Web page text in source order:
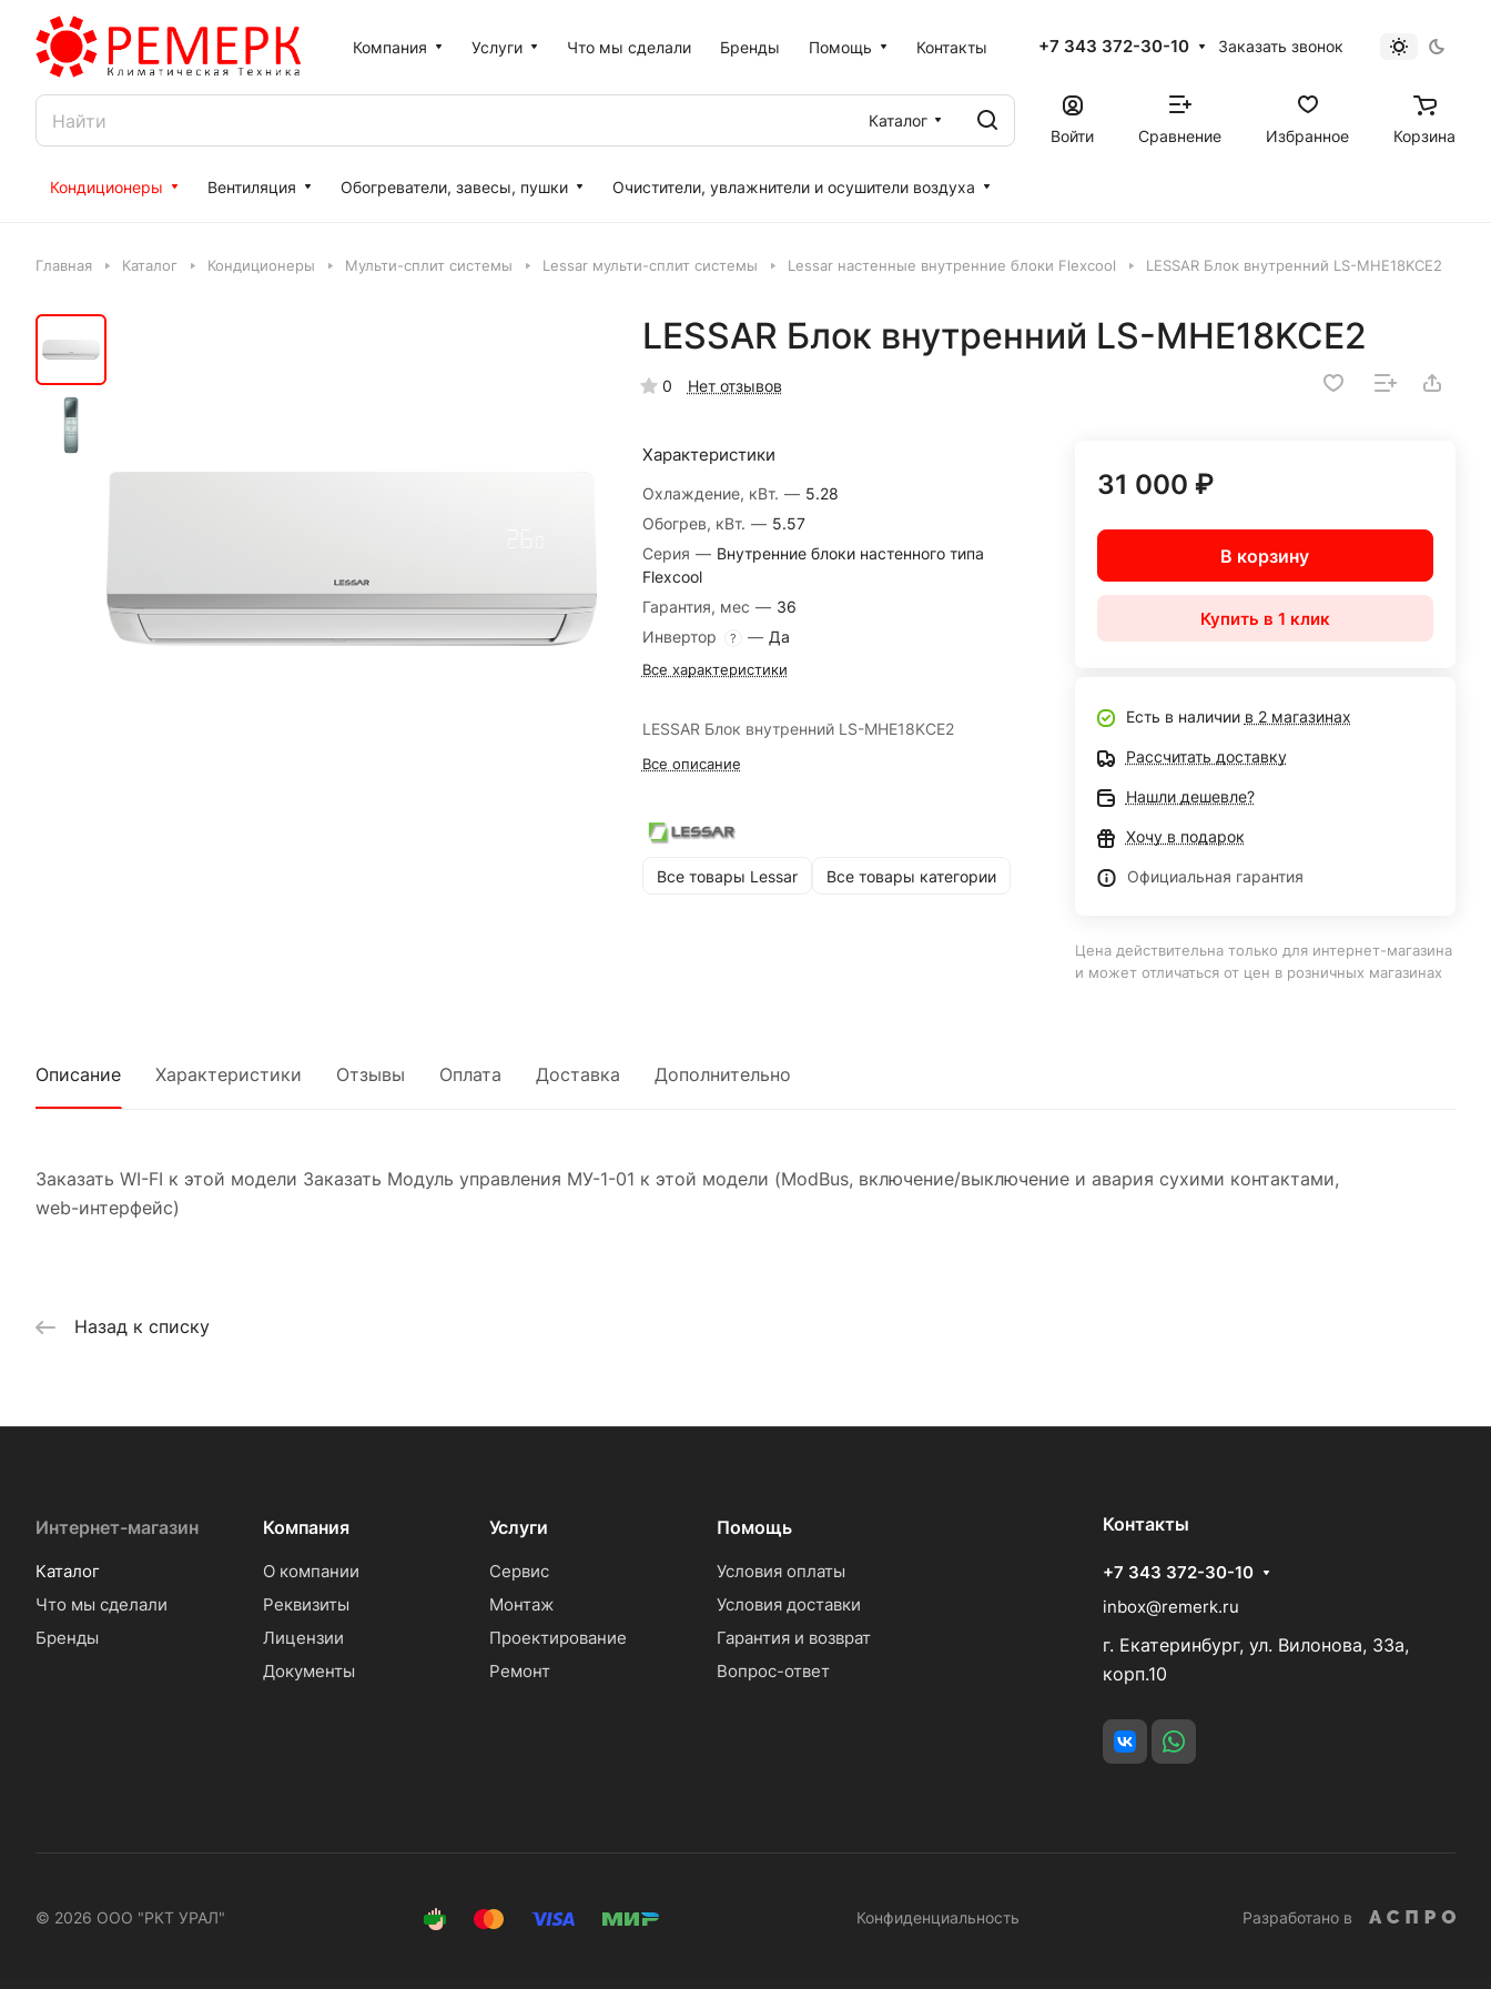
Компания Услуги Что мы сделали Бренды Помощь Контакты +7 343 372-30-10 Заказать звонок
Каталог
Войти
Сравнение Избранное Корзина
Кондиционеры Вентиляция Обогреватели, завесы, пушки Очистители, увлажнители и осушители воздуха
Главная Каталог Кондиционеры Мульти-сплит системы Lessar мульти-сплит системы Lessar настенные внутренние блоки Flexcool LESSAR Блок внутренний LS-MHE18KCE2
LESSAR Блок внутренний LS-MHE18KCE2
0 Нет отзывов
Характеристики
Охлаждение, кВт. — 5.28
Обогрев, кВт. — 5.57
Серия — Внутренние блоки настенного типа
Flexcool
Гарантия, мес — 36
Инвертор
? — Да
Все характеристики
LESSAR Блок внутренний LS-MHE18KCE2
Все описание
Все товары Lessar Все товары категории
31 000 ₽
В корзину
Купить в 1 клик
Есть в наличии в 2 магазинах
Рассчитать доставку
Нашли дешевле?
Хочу в подарок
Официальная гарантия
Цена действительна только для интернет-магазина
и может отличаться от цен в розничных магазинах
Описание Характеристики Отзывы Оплата Доставка Дополнительно
Заказать WI-FI к этой модели Заказать Модуль управления МУ-1-01 к этой модели (ModBus, включение/выключение и авария сухими контактами,
web-интерфейс)
Назад к списку
Интернет-магазин
Каталог
Что мы сделали
Бренды
Компания
О компании
Реквизиты
Лицензии
Документы
Услуги
Сервис
Монтаж
Проектирование
Ремонт
Помощь
Условия оплаты
Условия доставки
Гарантия и возврат
Вопрос-ответ
Контакты
+7 343 372-30-10
inbox@remerk.ru
г. Екатеринбург, ул. Вилонова, 33а,
корп.10
© 2026 ООО "РКТ УРАЛ" Конфиденциальность Разработано в